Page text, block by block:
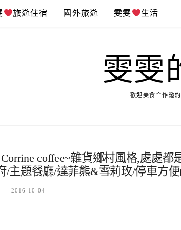
旅遊住宿 國外旅遊 雯雯 生活
雯雯
歡迎美食合作邀
coffee~雜貨鄉村風格,處處都
/主題餐廳/達菲熊&雪莉玫/停車方
2016-10-04